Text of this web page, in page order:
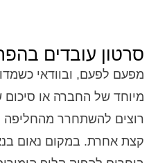
סרטון עובדים
מפעם לפעם, ובוודאי
מיוחד של החברה או
רוצים להשתחרר
קצת אחרת. במקום נאום